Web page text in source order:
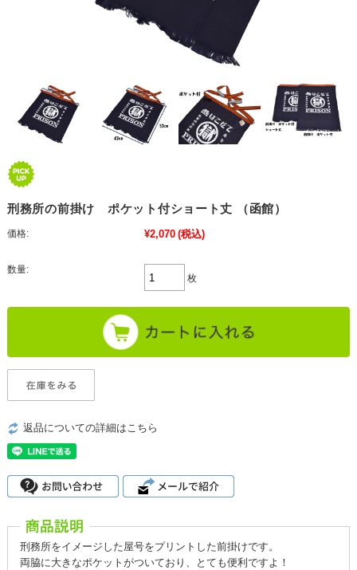
刑務所の前掛け ポケット付ショート丈 （函館）
価格: ¥2,070 (税込)
数量:
枚
返品についての詳細はこちら
刑務所をイメージした屋号をプリントした前掛けです。
両脇に大きなポケットがついており、とても便利ですよ！